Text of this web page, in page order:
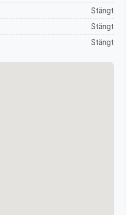
Stängt
Stängt
Stängt